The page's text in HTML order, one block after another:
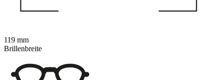
119 mm
Brillenbreite